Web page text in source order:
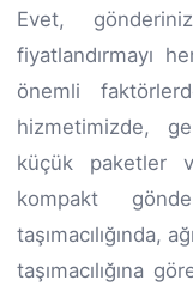
Evet,
fiyatlandırmayı
önemli
hizmetimizde,
küçük paketler
kompakt
taşımacılığında,
taşımacılığına